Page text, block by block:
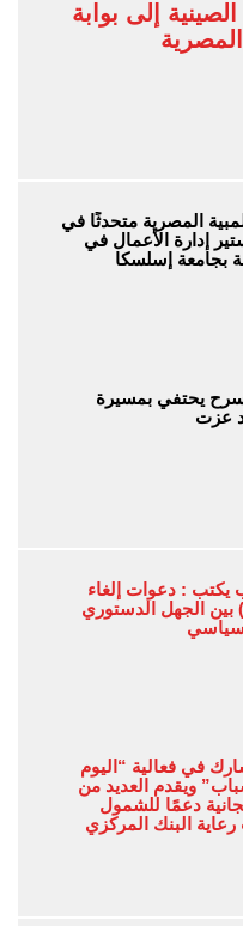
إلى بوابة
المصرية متحدثًا في
إدارة الأعمال في
بجامعة إسلسكا
يحتفي بمسيرة
عزت
يكتب : دعوات إلغاء
المادة (140) بين الجهل الدستوري
في فعالية “اليوم
ويقدم العديد من
دعمًا للشمول
البنك المركزي